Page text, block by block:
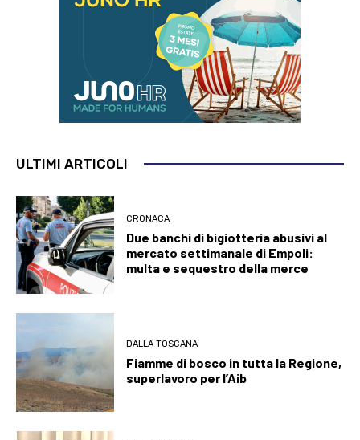
ULTIMI ARTICOLI
CRONACA
Due banchi di bigiotteria abusivi al
mercato settimanale di Empoli:
multa e sequestro della merce
DALLA TOSCANA
Fiamme di bosco in tutta la Regione,
superlavoro per l’Aib